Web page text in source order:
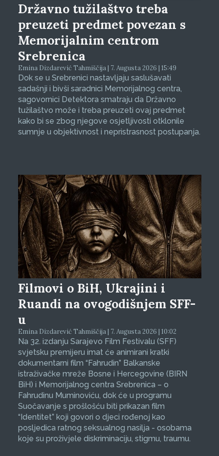
Državno tužilaštvo treba
preuzeti predmet povezan s
Memorijalnim centrom
Srebrenica
Emina Dizdarević Tahmiščija | 7. Augusta 2026 | 15:49
Dok se u Srebrenici nastavljaju saslušavati
sadašnji i bivši saradnici Memorijalnog centra,
sagovornici Detektora smatraju da Državno
tužilaštvo može i treba preuzeti ovaj predmet
kako bi se zbog njegove osjetljivosti otklonile
sumnje u objektivnost i nepristrasnost postupanja.
Filmovi o BiH, Ukrajini i
Ruandi na ovogodišnjem SFF-
u
Emina Dizdarević Tahmiščija | 7. Augusta 2026 | 10:02
Na 32. izdanju Sarajevo Film Festivalu (SFF)
svjetsku premijeru imat će animirani kratki
dokumentarni film “Fahrudin” Balkanske
istraživačke mreže Bosne i Hercegovine (BIRN
BiH) i Memorijalnog centra Srebrenica – o
Fahrudinu Muminoviću, dok će u programu
Suočavanje s prošlošću biti prikazan film
“Identitet” koji govori o djeci rođenoj kao
posljedica ratnog seksualnog nasilja - osobama
koje su proživjele diskriminaciju, stigmu, traumu.